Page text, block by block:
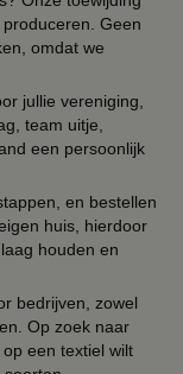
Geen
omdat we
jullie vereniging,
team uitje,
een persoonlijk
en bestellen
huis, hierdoor
houden en
bedrijven, zowel
Op zoek naar
een textiel wilt